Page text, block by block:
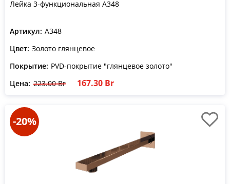
Лейка 3-функциональная A348
Артикул: A348
Цвет: Золото глянцевое
Покрытие: PVD-покрытие "глянцевое золото"
Цена: 223.00 Br 167.30 Br
-20%